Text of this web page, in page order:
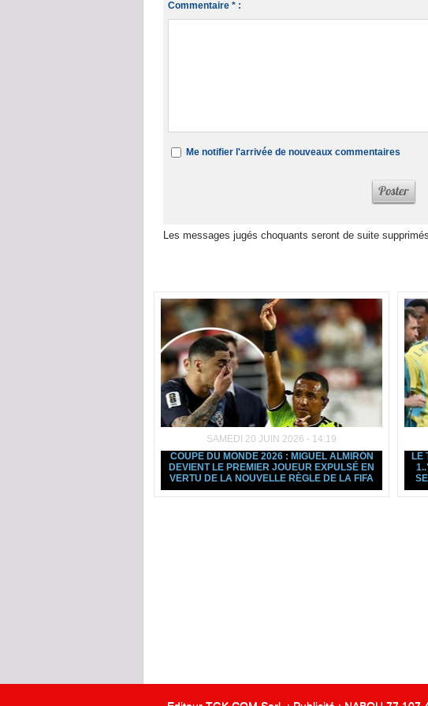
Commentaire * :
Me notifier l'arrivée de nouveaux commentaires
Les messages jugés choquants seront de suite supprimés
SAMEDI 20 JUIN 2026 - 14:19
COUPE DU MONDE 2026 : MIGUEL ALMIRÓN
DEVIENT LE PREMIER JOUEUR EXPULSÉ EN
VERTU DE LA NOUVELLE RÈGLE DE LA FIFA
LE